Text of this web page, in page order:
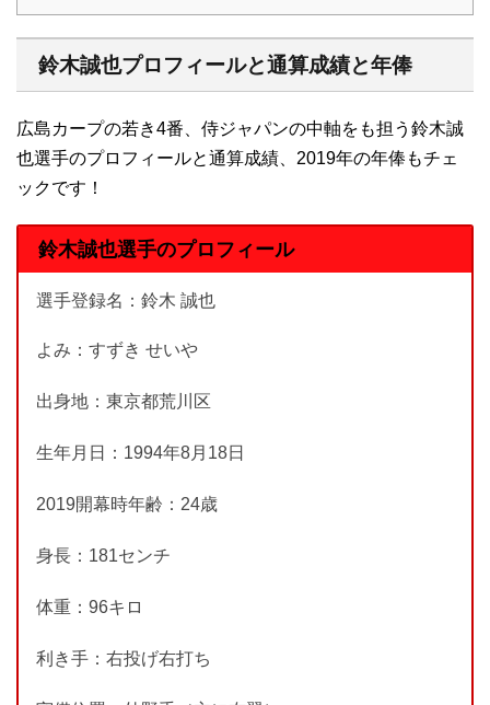
鈴木誠也プロフィールと通算成績と年俸
広島カープの若き4番、侍ジャパンの中軸をも担う鈴木誠
也選手のプロフィールと通算成績、2019年の年俸もチェ
ックです！
鈴木誠也選手のプロフィール
選手登録名：鈴木 誠也
よみ：すずき せいや
出身地：東京都荒川区
生年月日：1994年8月18日
2019開幕時年齢：24歳
身長：181センチ
体重：96キロ
利き手：右投げ右打ち